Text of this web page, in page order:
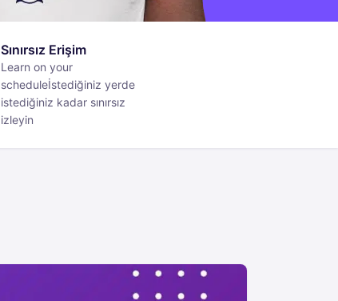
Sınırsız Erişim
Learn on your
scheduleİstediğiniz yerde
istediğiniz kadar sınırsız
izleyin